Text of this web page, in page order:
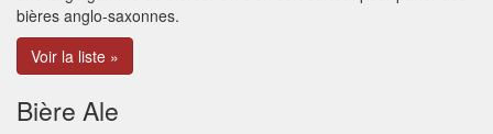
bières anglo-saxonnes.
Voir la liste »
Bière Ale